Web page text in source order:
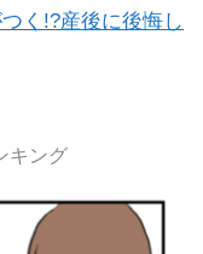
く!?産後に後悔し
キング